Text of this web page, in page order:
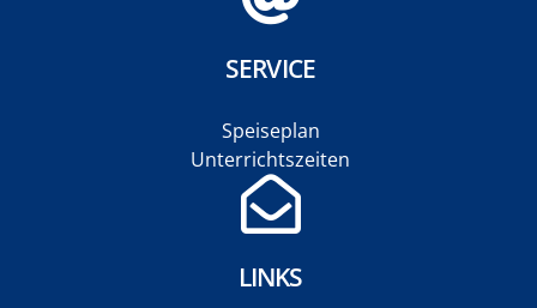
SERVICE
Speiseplan
Unterrichtszeiten
LINKS